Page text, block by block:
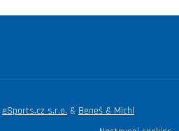
eSports.cz s.r.o. & Beneš & Michl